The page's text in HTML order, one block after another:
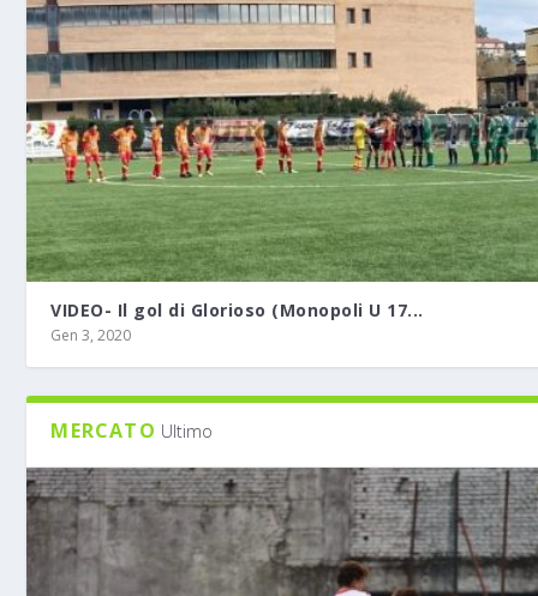
VIDEO- Il gol di Glorioso (Monopoli U 17...
Gen 3, 2020
MERCATO Ultimo